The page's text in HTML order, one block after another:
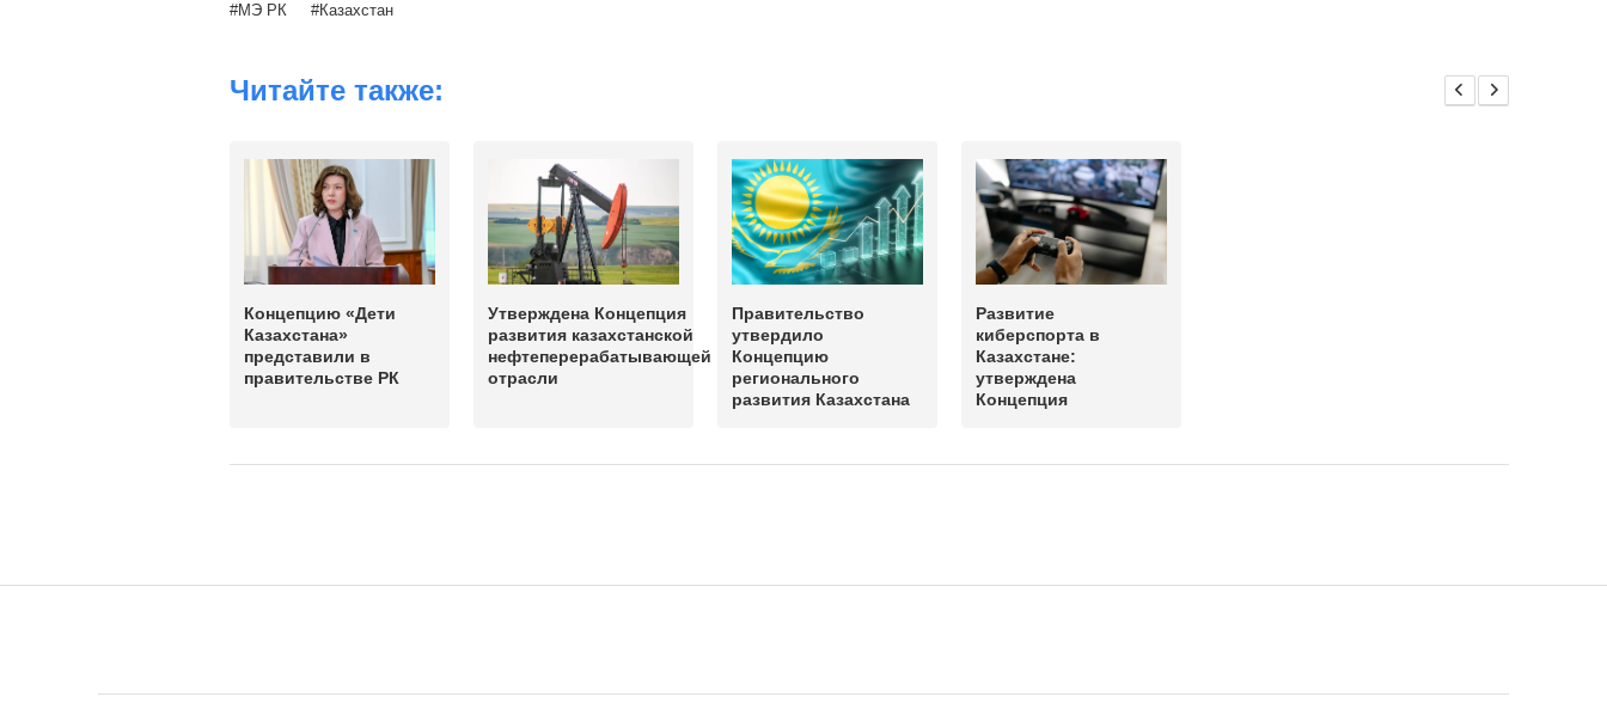
МЭ РК Казахстан
Читайте также:
Концепцию «Дети
Казахстана»
представили в
правительстве РК
Утверждена Концепция
развития казахстанской
нефтеперерабатывающей
отрасли
Правительство
утвердило
Концепцию
регионального
развития Казахстана
Развитие
киберспорта в
Казахстане:
утверждена
Концепция